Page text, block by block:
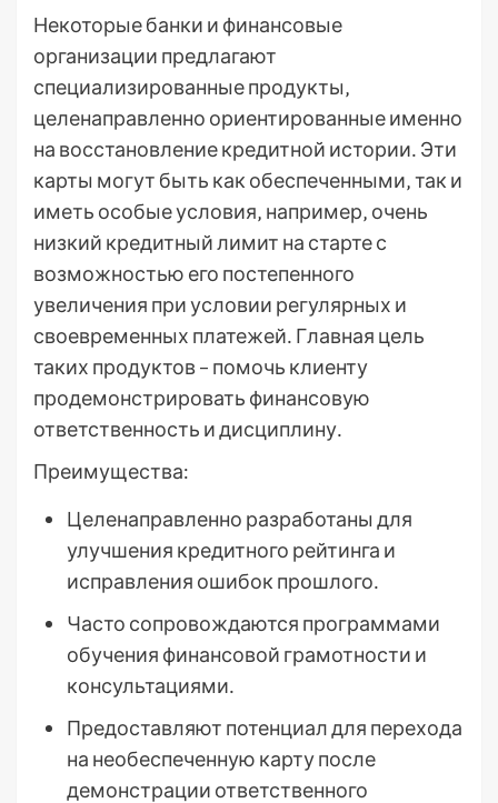
Некоторые банки и финансовые
организации предлагают
специализированные продукты‚
целенаправленно ориентированные именно
на восстановление кредитной истории․ Эти
карты могут быть как обеспеченными‚ так и
иметь особые условия‚ например‚ очень
низкий кредитный лимит на старте с
возможностью его постепенного
увеличения при условии регулярных и
своевременных платежей․ Главная цель
таких продуктов – помочь клиенту
продемонстрировать финансовую
ответственность и дисциплину․
Преимущества:
Целенаправленно разработаны для
улучшения кредитного рейтинга и
исправления ошибок прошлого․
Часто сопровождаются программами
обучения финансовой грамотности и
консультациями․
Предоставляют потенциал для перехода
на необеспеченную карту после
демонстрации ответственного